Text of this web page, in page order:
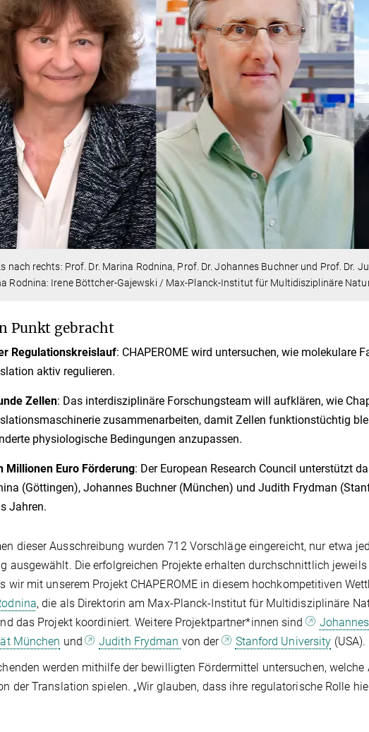
nach rechts: Prof. Dr. Marina Rodnina, Prof. Dr. Johannes Buchner und Prof. Dr.
Rodnina: Irene Böttcher-Gajewski / Max-Planck-Institut für Multidisziplinäre
Punkt gebracht
Regulationskreislauf: CHAPEROME wird untersuchen, wie molekulare
aktiv regulieren.
Zellen: Das interdisziplinäre Forschungsteam will aufklären, wie
zusammenarbeiten, damit Zellen funktionstüchtig
physiologische Bedingungen anzupassen.
Millionen Euro Förderung: Der European Research Council unterstützt
(Göttingen), Johannes Buchner (München) und Judith Frydman
Jahren.
dieser Ausschreibung wurden 712 Vorschläge eingereicht, nur etwa
ausgewählt. Die erfolgreichen Projekte erhalten durchschnittlich
wir mit unserem Projekt CHAPEROME in diesem hochkompetitiven
, die als Direktorin am Max-Planck-Institut für Multidisziplinäre
das Projekt koordiniert. Weitere Projektpartner*innen sind
München und Judith Frydman von der Stanford University (USA).
werden mithilfe der bewilligten Fördermittel untersuchen,
der Translation spielen. „Wir glauben, dass ihre regulatorische Rolle